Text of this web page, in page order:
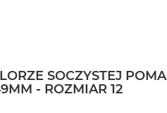
SOCZYSTEJ
- ROZMIAR 12